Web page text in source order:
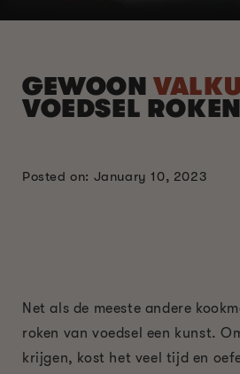
GEWOON
VOEDSEL ROKEN
Posted on: January 10, 2023
Net als de meeste andere
roken van voedsel een kunst.
krijgen, kost het veel tijd en